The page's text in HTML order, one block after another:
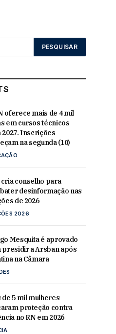
oferece mais de 4 mil
em cursos técnicos
2027. Inscrições
na segunda (10)
cria conselho para
desinformação nas
de 2026
2026
Mesquita é aprovado
presidir a Arsban após
na Câmara
de 5 mil mulheres
proteção contra
no RN em 2026